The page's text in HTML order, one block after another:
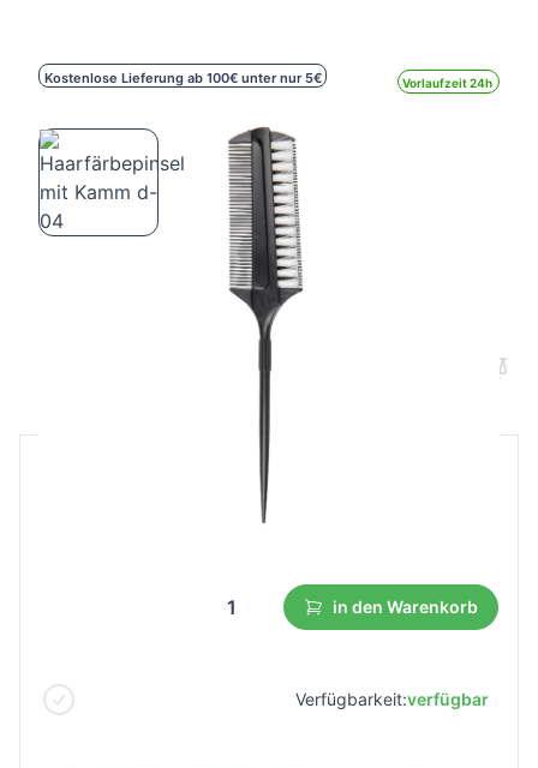
Kostenlose Lieferung ab 100€ unter nur 5€ Vorlaufzeit 24h
Haarfärbepinsel mit Kamm d-04
in den Warenkorb
Verfügbarkeit:verfügbar